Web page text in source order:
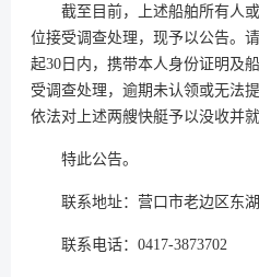
截至目前，上述船舶所有人
位接受调查处理，现予以公告。
起30日内，携带本人身份证明及
受调查处理，逾期未认领或无法
依法对上述两艘快艇予以没收并就
特此公告。
联系地址：营口市老边区东
联系电话：0417-3873702